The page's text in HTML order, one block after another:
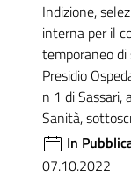
Indizione,
interna per il
temporaneo di
Presidio
n 1 di Sassari,
Sanità,
In
07.10.2022